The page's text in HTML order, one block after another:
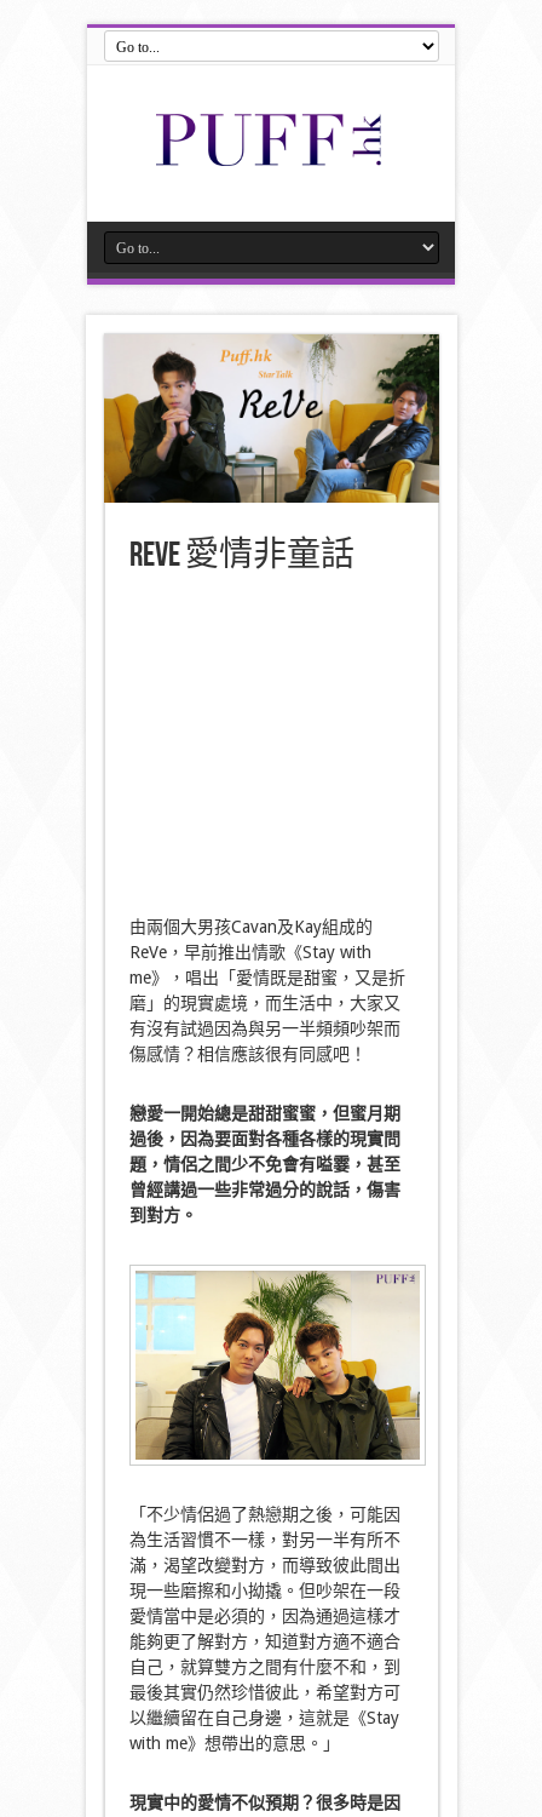
ReVe 愛情非童話
由兩個大男孩Cavan及Kay組成的
ReVe，早前推出情歌《Stay with
me》，唱出「愛情既是甜蜜，又是折
磨」的現實處境，而生活中，大家又
有沒有試過因為與另一半頻頻吵架而
傷感情？相信應該很有同感吧！
戀愛一開始總是甜甜蜜蜜，但蜜月期
過後，因為要面對各種各樣的現實問
題，情侶之間少不免會有嗌霎，甚至
曾經講過一些非常過分的說話，傷害
到對方。
「不少情侶過了熱戀期之後，可能因
為生活習慣不一樣，對另一半有所不
滿，渴望改變對方，而導致彼此間出
現一些磨擦和小拗撬。但吵架在一段
愛情當中是必須的，因為通過這樣才
能夠更了解對方，知道對方適不適合
自己，就算雙方之間有什麼不和，到
最後其實仍然珍惜彼此，希望對方可
以繼續留在自己身邊，這就是《Stay
with me》想帶出的意思。」
現實中的愛情不似預期？很多時是因